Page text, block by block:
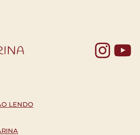
LENDO